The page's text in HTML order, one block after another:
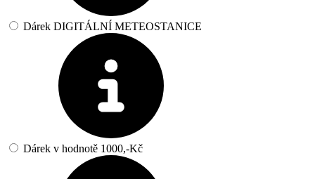
Dárek DIGITÁLNÍ METEOSTANICE
Dárek v hodnotě 1000,-Kč